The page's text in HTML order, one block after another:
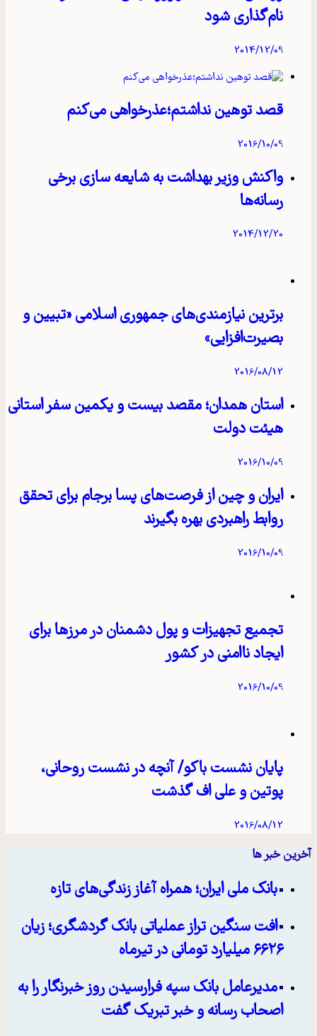
نام‌گذاری شود
2014/12/09
قصد توهین نداشتم؛عذرخواهی می‌کنم
2016/10/09
واکنش وزیر بهداشت به شایعه‌ سازی برخی
رسانه‌ها
2014/12/20
برترین نیازمندی‌های جمهوری اسلامی «تبیین و
بصیرت‌افزایی»
2016/08/12
استان همدان؛ مقصد بیست و یکمین سفر استانی
هیئت دولت
2016/10/09
ایران و چین از فرصت‌های پسا برجام برای تحقق
روابط راهبردی بهره بگیرند
2016/10/09
تجمیع تجهیزات و پول دشمنان در مرزها برای
ایجاد ناامنی در کشور
2016/10/09
پایان نشست باکو/ آنچه در نشست روحانی،
پوتین و علی اف گذشت
2016/08/12
خبر ها
بانک ملی ایران؛ همراه آغاز زندگی‌های تازه
افت سنگین تراز عملیاتی بانک گردشگری؛ زیان
۶۶۲۶ میلیارد تومانی در تیرماه
مدیرعامل بانک سپه فرارسیدن روز خبرنگار را به
اصحاب رسانه و خبر تبریک گفت